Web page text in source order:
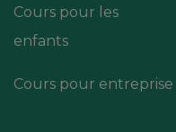
Cours pour les
enfants
Cours pour entreprise